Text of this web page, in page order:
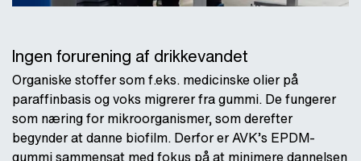
Ingen forurening af drikkevandet
Organiske stoffer som f.eks. medicinske olier på
paraffinbasis og voks migrerer fra gummi. De fungerer
som næring for mikroorganismer, som derefter
begynder at danne biofilm. Derfor er AVK’s EPDM-
gummi sammensat med fokus på at minimere dannelsen